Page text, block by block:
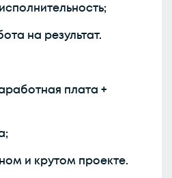
на результат.
плата +
и крутом проекте.